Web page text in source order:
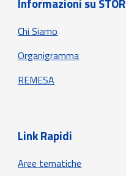
Informazioni su STOR
Chi Siamo
Organigramma
REMESA
Link Rapidi
Aree tematiche